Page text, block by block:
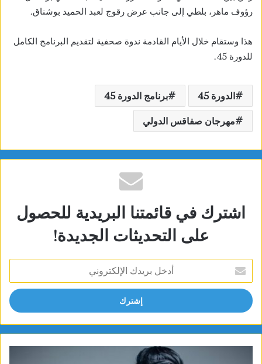
رؤوف ماهر، بلطي إلى جانب عرض رقوج لعبد الحميد بوشناق.
هذا وستقام خلال الأيام القادمة ندوة صحفية لتقديم البرنامج الكامل
للدورة 45.
الدورة 45 برنامج الدورة 45
مهرجان صفاقس الدولي
اشترك في قائمتنا البريدية للحصول
على التحديثات الجديدة!
بريدك
الإلكتروني